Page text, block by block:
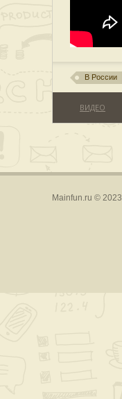
В России
ВИДЕО
Mainfun.ru © 2023